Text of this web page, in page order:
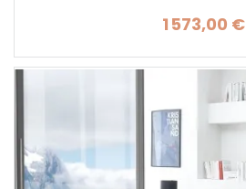
Prix
1 573,00 €